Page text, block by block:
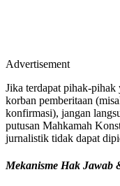
Advertisement
Jika terdapat pihak-pihak
korban pemberitaan
konfirmasi), jangan
putusan Mahkamah
jurnalistik tidak dapat
Mekanisme Hak Jawab